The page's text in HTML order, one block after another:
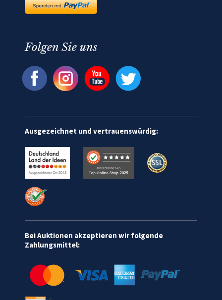
Folgen Sie uns
Ausgezeichnet und vertrauenswürdig:
Bei Auktionen akzeptieren wir folgende
Zahlungsmittel: